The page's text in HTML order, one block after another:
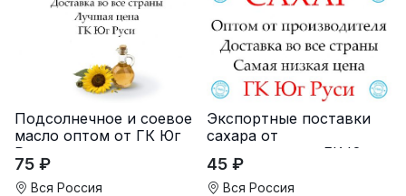
Подсолнечное и соевое
масло оптом от ГК Юг
Руси
75 ₽
Вся Россия
Экспортные поставки
сахара от
производителя ГК Юг
Руси
45 ₽
Вся Россия